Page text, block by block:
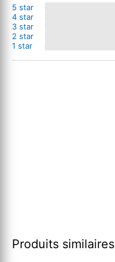
5 star
4 star
3 star
2 star
1 star
Produits similaires